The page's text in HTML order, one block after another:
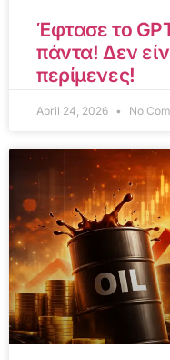
Έφτασε το
πάντα! Δεν
περίμενες!
April 24, 2026 No